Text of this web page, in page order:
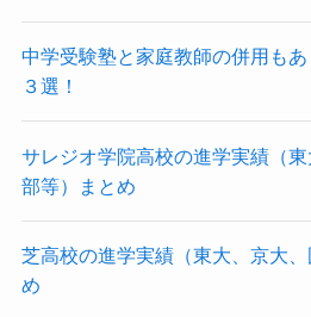
中学受験塾と家庭教師の併用も
３選！
サレジオ学院高校の進学実績（
部等）まとめ
芝高校の進学実績（東大、京大
め